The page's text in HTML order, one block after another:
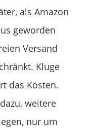
als Amazon
geworden
Versand
Kluge
das Kosten.
weitere
nur um